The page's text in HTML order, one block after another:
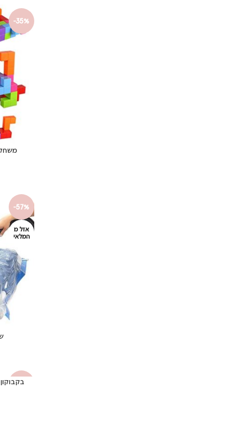
-35%
-57%
אזל מ
המלאי
-57%